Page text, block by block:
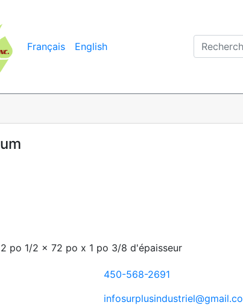
Français English
po 1/2 x 72 po x 1 po 3/8 d'épaisseur
450-568-2691
infosurplusindustriel@gmail.co